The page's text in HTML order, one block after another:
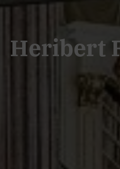
Heribert